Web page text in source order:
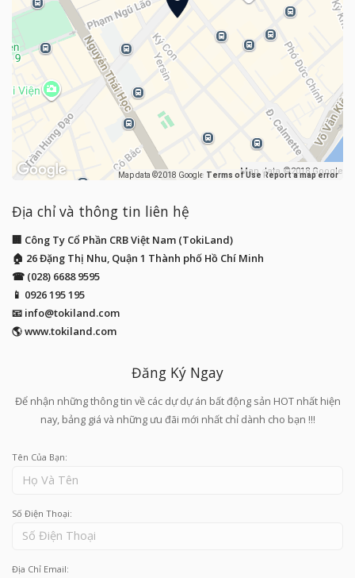
Map data ©2018 Google Map data ©2018 Google
Terms of Use Report a map error
Địa chỉ và thông tin liên hệ
🏢 Công Ty Cổ Phần CRB Việt Nam (TokiLand)
🏠 26 Đặng Thị Nhu, Quận 1 Thành phố Hồ Chí Minh
☎ (028) 6688 9595
📱 0926 195 195
📧 info@tokiland.com
🌎 www.tokiland.com
Đăng Ký Ngay
Để nhận những thông tin về các dự dự án bất động sản HOT nhất hiện
nay, bảng giá và những ưu đãi mới nhất chỉ dành cho bạn !!!
Tên Của Bạn:
Số Điện Thoại:
Địa Chỉ Email: